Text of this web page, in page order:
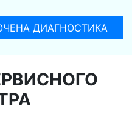
ДИАГНОСТИКА